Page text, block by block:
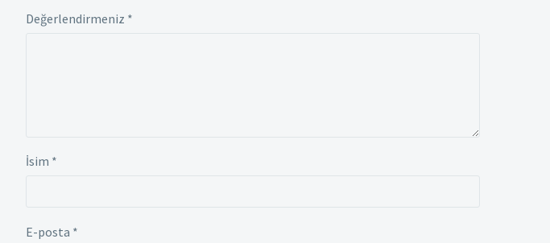
Değerlendirmeniz *
İsim *
E-posta *